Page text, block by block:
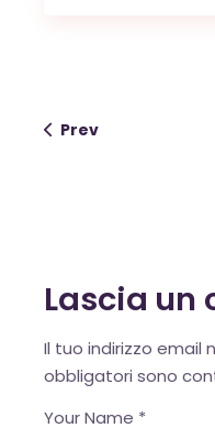
Prev
Lascia un
Il tuo indirizzo email
obbligatori sono